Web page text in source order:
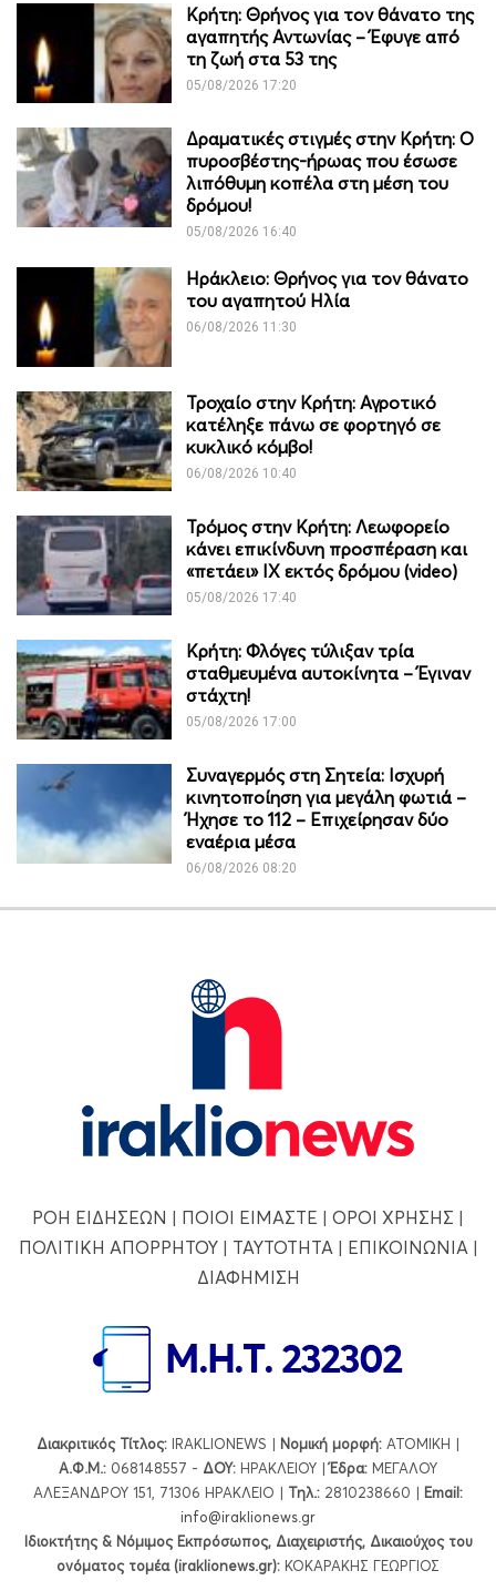
Κρήτη: Θρήνος για τον θάνατο της
αγαπητής Αντωνίας – Έφυγε από
τη ζωή στα 53 της
05/08/2026 17:20
Δραματικές στιγμές στην Κρήτη: Ο
πυροσβέστης-ήρωας που έσωσε
λιπόθυμη κοπέλα στη μέση του
δρόμου!
05/08/2026 16:40
Ηράκλειο: Θρήνος για τον θάνατο
του αγαπητού Ηλία
06/08/2026 11:30
Τροχαίο στην Κρήτη: Αγροτικό
κατέληξε πάνω σε φορτηγό σε
κυκλικό κόμβο!
06/08/2026 10:40
Τρόμος στην Κρήτη: Λεωφορείο
κάνει επικίνδυνη προσπέραση και
«πετάει» ΙΧ εκτός δρόμου (video)
05/08/2026 17:40
Κρήτη: Φλόγες τύλιξαν τρία
σταθμευμένα αυτοκίνητα – Έγιναν
στάχτη!
05/08/2026 17:00
Συναγερμός στη Σητεία: Ισχυρή
κινητοποίηση για μεγάλη φωτιά –
Ήχησε το 112 – Επιχείρησαν δύο
εναέρια μέσα
06/08/2026 08:20
ΡΟΗ ΕΙΔΗΣΕΩΝ | ΠΟΙΟΙ ΕΙΜΑΣΤΕ | ΟΡΟΙ ΧΡΗΣΗΣ |
ΠΟΛΙΤΙΚΗ ΑΠΟΡΡΗΤΟΥ| ΤΑΥΤΟΤΗΤΑ | ΕΠΙΚΟΙΝΩΝΙΑ |
ΔΙΑΦΗΜΙΣΗ
Διακριτικός Τίτλος: IRAKLIONEWS | Νομική μορφή: ΑΤΟΜΙΚΗ |
Α.Φ.Μ.: 068148557 - ΔΟΥ: ΗΡΑΚΛΕΙΟΥ |Έδρα: ΜΕΓΑΛΟΥ
ΑΛΕΞΑΝΔΡΟΥ 151, 71306 ΗΡΑΚΛΕΙΟ | Τηλ.: 2810238660 | Εmail:
info@iraklionews.gr
Ιδιοκτήτης & Νόμιμος Εκπρόσωπος, Διαχειριστής, Δικαιούχος του
ονόματος τομέα (iraklionews.gr): ΚΟΚΑΡΑΚΗΣ ΓΕΩΡΓΙΟΣ